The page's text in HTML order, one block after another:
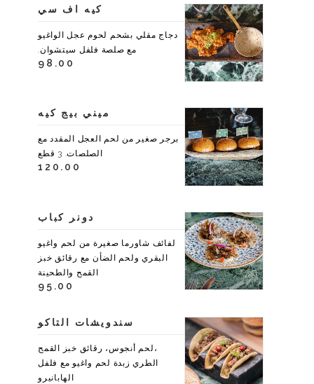
كيه اف سي
دجاج مقلي بشحم لحوم عجل الواغيو
مع صلصة فلفل سيتشوان.
98.00
ميني بيج كيه
برجر صغير من لحم العجل المقدد مع
الصلصات. 3 قطع
120.00
دونر كباب
لفائف شاورما صغيرة من لحم واغيو
البقري ولحم الضأن مع رقائق خبز
القمح والطحينة
95.00
سندويشات التاكو
،لحم أنجوس، رقائق خبز القمح
الطري زبدة لحم واغيو مع فلفل
الهابانيرو